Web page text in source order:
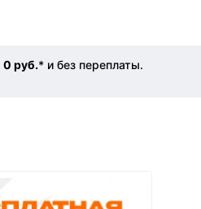
0 руб.* и без переплаты.